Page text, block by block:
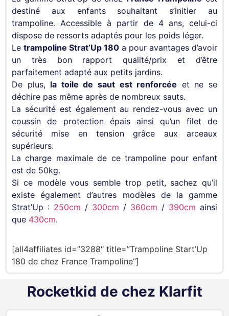
destiné aux enfants souhaitant s’initier au
trampoline. Accessible à partir de 4 ans, celui-ci
dispose de ressorts adaptés pour les poids léger.
Le trampoline Strat’Up 180 a pour avantages d’avoir
un très bon rapport qualité/prix et d’être
parfaitement adapté aux petits jardins.
De plus, la toile de saut est renforcée et ne se
déchire pas même après de nombreux sauts.
La sécurité est également au rendez-vous avec un
coussin de protection épais ainsi qu’un filet de
sécurité mise en tension grâce aux arceaux
supérieurs.
La charge maximale de ce trampoline pour enfant
est de 50kg.
Si ce modèle vous semble trop petit, sachez qu’il
existe également d’autres modèles de la gamme
Strat’Up : 250cm / 300cm / 360cm / 390cm ainsi
que 430cm.
[all4affiliates id=”3288″ title=”Trampoline Start’Up
180 de chez France Trampoline”]
Rocketkid de chez Klarfit